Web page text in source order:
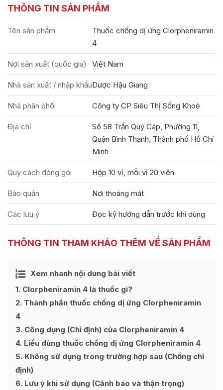
THÔNG TIN SẢN PHẨM
Tên sản phẩm
Thuốc chống dị ứng Clorpheniramin
4
Nơi sản xuất (quốc gia) Việt Nam
Nhà sản xuất / nhập khẩuDược Hậu Giang
Nhà phân phối Công ty CP Siêu Thị Sống Khoẻ
Địa chỉ
Số 58 Trần Quý Cáp, Phường 11,
Quận Bình Thạnh, Thành phố Hồ Chí
Minh
Quy cách đóng gói Hộp 10 vỉ, mỗi vỉ 20 viên
Bảo quản Nơi thoáng mát
Các lưu ý Đọc kỹ hướng dẫn trước khi dùng
THÔNG TIN THAM KHẢO THÊM VỀ SẢN PHẨM
Xem nhanh nội dung bài viết
Ẩn
1 Clorpheniramin 4 là thuốc gì?
2 Thành phần thuốc chống dị ứng Clorpheniramin
4
3 Công dụng (Chỉ định) của Clorpheniramin 4
4 Liều dùng thuốc chống dị ứng Clorpheniramin 4
5 Không sử dụng trong trường hợp sau (Chống chỉ
định)
6 Lưu ý khi sử dụng (Cảnh báo và thận trọng)